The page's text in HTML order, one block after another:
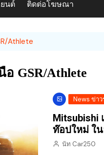
นต์ ติดต่อโฆษณา
Athlete
GSR/Athlete
News ข่า
Mitsubishi
ท๊อปใหม่ ใน
นัท Car250